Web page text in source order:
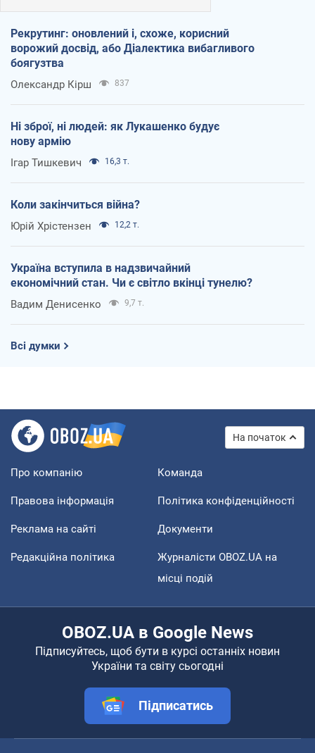
Рекрутинг: оновлений і, схоже, корисний
ворожий досвід, або Діалектика вибагливого
боягузтва
Олександр Кірш 837
Ні зброї, ні людей: як Лукашенко будує
нову армію
Ігар Тишкевич 16,3 т.
Коли закінчиться війна?
Юрій Хрістензен 12,2 т.
Україна вступила в надзвичайний
економічний стан. Чи є світло вкінці тунелю?
Вадим Денисенко 9,7 т.
Всі думки
На початок
Про компанію Команда
Правова інформація Політика конфіденційності
Реклама на сайті Документи
Редакційна політика
Журналісти OBOZ.UA на
місці подій
OBOZ.UA в Google News
Підписуйтесь, щоб бути в курсі останніх новин
України та світу сьогодні
Підписатись